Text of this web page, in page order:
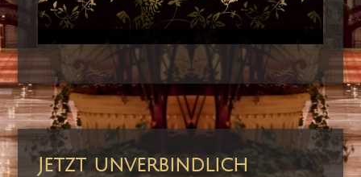
Jetzt unverbindlich